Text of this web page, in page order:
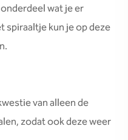
wat je er
spiraaltje kun je op deze
van alleen de
zodat ook deze weer